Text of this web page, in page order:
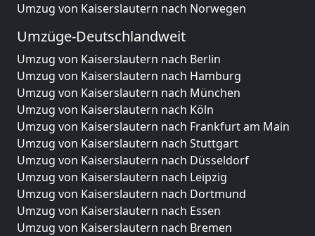
Umzug von Kaiserslautern nach Norwegen
Umzüge-Deutschlandweit
Umzug von Kaiserslautern nach Berlin
Umzug von Kaiserslautern nach Hamburg
Umzug von Kaiserslautern nach München
Umzug von Kaiserslautern nach Köln
Umzug von Kaiserslautern nach Frankfurt am Main
Umzug von Kaiserslautern nach Stuttgart
Umzug von Kaiserslautern nach Düsseldorf
Umzug von Kaiserslautern nach Leipzig
Umzug von Kaiserslautern nach Dortmund
Umzug von Kaiserslautern nach Essen
Umzug von Kaiserslautern nach Bremen